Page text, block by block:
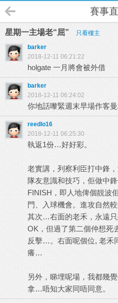
賽事
星期一主場老“屈” 只看樓主
barker
2018-12-11 06:21:22
holgate 一月將會被外借
barker
2018-12-11 06:24:02
你地話嚟緊週末早場作客
reedlo16
2018-12-11 06:25:30
執返1份…好好彩。
老實講，列察利臣打中鋒
隊友意識和技巧，佢做中
FINISH，即人地俾個靚波
門、入球機會。進攻自然較
其次…右面的老禾，永遠
OK，但過了第二個仲想死
反擊…。右面呢個位, 老禾
癢…
另外，睇埋呢場，我都幾
拿…唔知大家同唔同意。